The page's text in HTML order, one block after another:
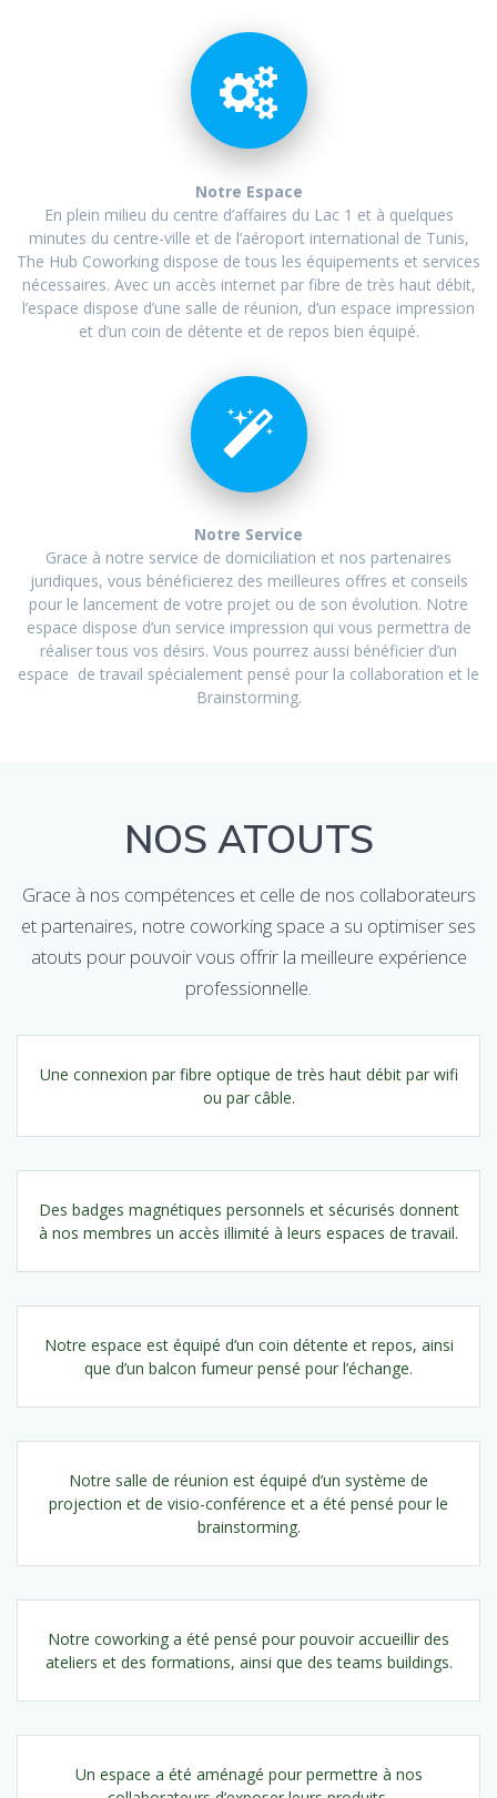
Notre Espace
En plein milieu du centre d’affaires du Lac 1 et à quelques
minutes du centre-ville et de l’aéroport international de Tunis,
The Hub Coworking dispose de tous les équipements et services
nécessaires. Avec un accès internet par fibre de très haut débit,
l’espace dispose d’une salle de réunion, d’un espace impression
et d’un coin de détente et de repos bien équipé.
Notre Service
Grace à notre service de domiciliation et nos partenaires
juridiques, vous bénéficierez des meilleures offres et conseils
pour le lancement de votre projet ou de son évolution. Notre
espace dispose d’un service impression qui vous permettra de
réaliser tous vos désirs. Vous pourrez aussi bénéficier d’un
espace de travail spécialement pensé pour la collaboration et le
Brainstorming.
NOS ATOUTS
Grace à nos compétences et celle de nos collaborateurs
et partenaires, notre coworking space a su optimiser ses
atouts pour pouvoir vous offrir la meilleure expérience
professionnelle.
Une connexion par fibre optique de très haut débit par wifi
ou par câble.
Des badges magnétiques personnels et sécurisés donnent
à nos membres un accès illimité à leurs espaces de travail.
Notre espace est équipé d’un coin détente et repos, ainsi
que d’un balcon fumeur pensé pour l’échange.
Notre salle de réunion est équipé d’un système de
projection et de visio-conférence et a été pensé pour le
brainstorming.
Notre coworking a été pensé pour pouvoir accueillir des
ateliers et des formations, ainsi que des teams buildings.
Un espace a été aménagé pour permettre à nos